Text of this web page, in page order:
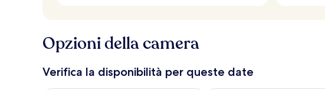
Opzioni della camera
Verifica la disponibilità per queste date